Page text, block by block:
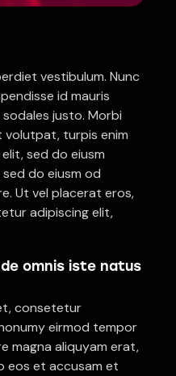
vestibulum. Nunc
id mauris
justo. Morbi
volutpat, turpis enim
sed do eiusm
do eiusm od
Ut vel placerat eros,
adipiscing elit,
omnis iste natus
consetetur
eirmod tempor
magna aliquyam erat,
eos et accusam et